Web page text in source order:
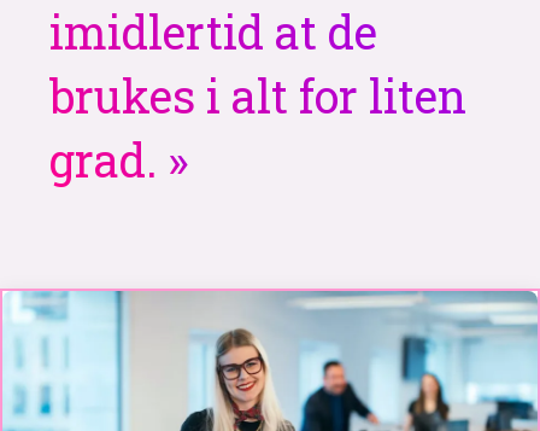
imidlertid at de
brukes i alt for liten
grad.